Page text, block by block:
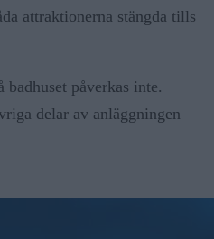
attraktionerna stängda tills
badhuset påverkas inte.
delar av anläggningen